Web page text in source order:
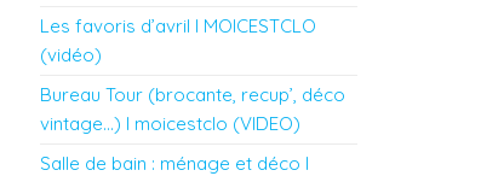
Les favoris d’avril l MOICESTCLO
(vidéo)
Bureau Tour (brocante, recup’, déco
vintage…) l moicestclo (VIDEO)
Salle de bain : ménage et déco l